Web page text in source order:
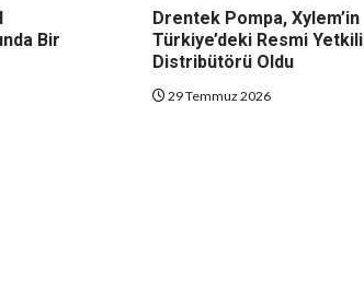
Bir
Drentek Pompa, Xylem’in
Türkiye’deki Resmi Yetkili
Distribütörü Oldu
29 Temmuz 2026